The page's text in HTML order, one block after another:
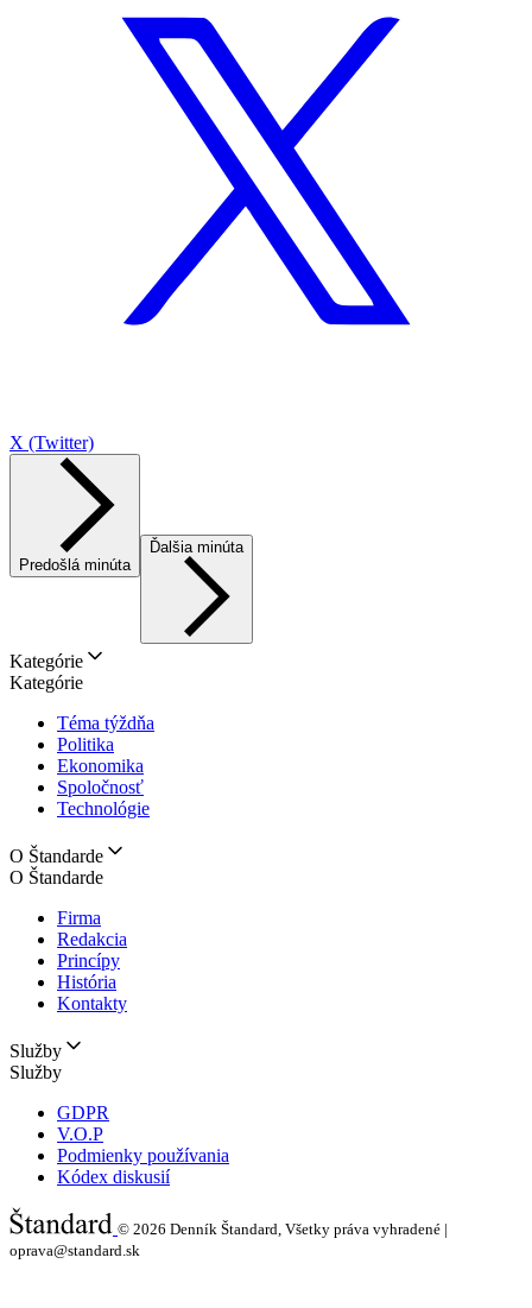
X (Twitter)
Predošlá minúta
Ďalšia minúta
Kategórie
Kategórie
Téma týždňa
Politika
Ekonomika
Spoločnosť
Technológie
O Štandarde
O Štandarde
Firma
Redakcia
Princípy
História
Kontakty
Služby
Služby
GDPR
V.O.P
Podmienky používania
Kódex diskusií
© 2026 Denník Štandard, Všetky práva vyhradené |
oprava@standard.sk